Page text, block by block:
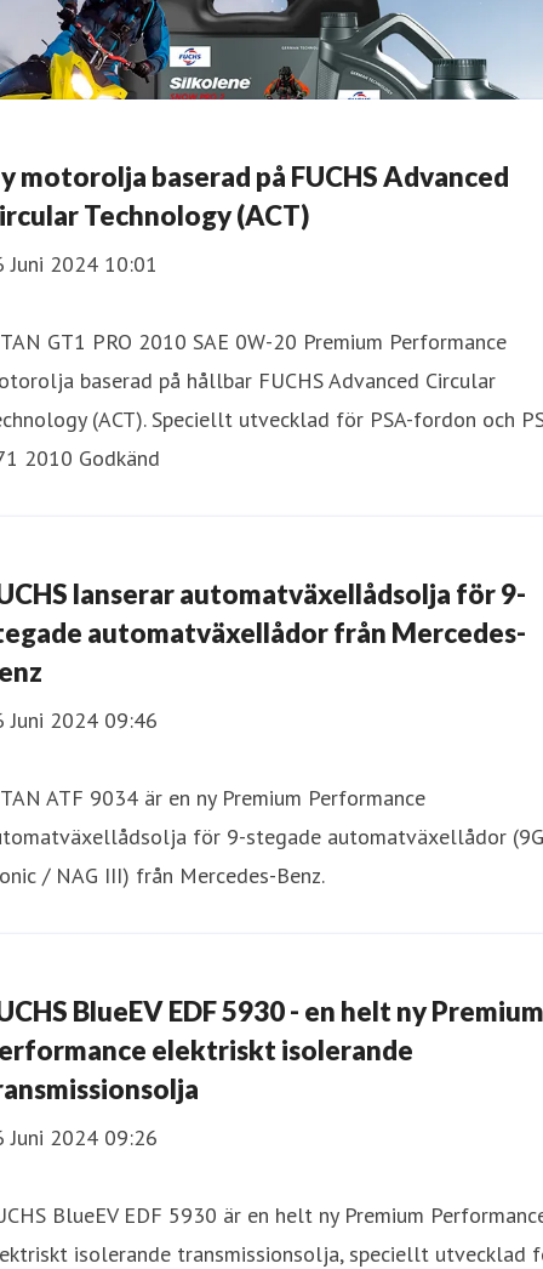
motorolja baserad på FUCHS Advanced
Technology (ACT)
Juni 2024 10:01
GT1 PRO 2010 SAE 0W-20 Premium Performance
baserad på hållbar FUCHS Advanced Circular
(ACT). Speciellt utvecklad för PSA-fordon och
2010 Godkänd
lanserar automatväxellådsolja för 9-
automatväxellådor från Mercedes-
Juni 2024 09:46
ATF 9034 är en ny Premium Performance
för 9-stegade automatväxellådor
/ NAG III) från Mercedes-Benz.
BlueEV EDF 5930 - en helt ny Premium
elektriskt isolerande
Juni 2024 09:26
BlueEV EDF 5930 är en helt ny Premium
isolerande transmissionsolja, speciellt utvecklad